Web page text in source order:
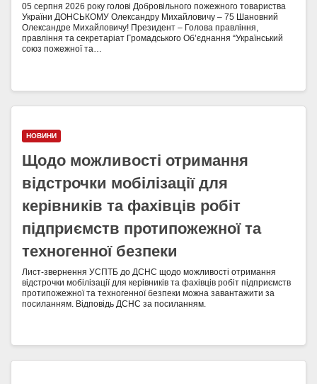
05 серпня 2026 року голові Добровільного пожежного товариства
України ДОНСЬКОМУ Олександру Михайловичу – 75 Шановний
Олександре Михайловичу! Президент – Голова правління,
правління та секретаріат Громадського Об’єднання “Український
союз пожежної та…
НОВИНИ
Щодо можливості отримання
відстрочки мобілізації для
керівників та фахівців робіт
підприємств протипожежної та
техногенної безпеки
Лист-звернення УСПТБ до ДСНС щодо можливості отримання
відстрочки мобілізації для керівників та фахівців робіт підприємств
протипожежної та техногенної безпеки можна завантажити за
посиланням. Відповідь ДСНС за посиланням.